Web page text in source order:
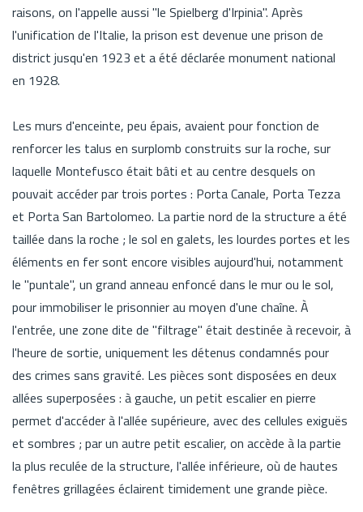
raisons, on l'appelle aussi "le Spielberg d'Irpinia". Après
l'unification de l'Italie, la prison est devenue une prison de
district jusqu'en 1923 et a été déclarée monument national
en 1928.
Les murs d'enceinte, peu épais, avaient pour fonction de
renforcer les talus en surplomb construits sur la roche, sur
laquelle Montefusco était bâti et au centre desquels on
pouvait accéder par trois portes : Porta Canale, Porta Tezza
et Porta San Bartolomeo. La partie nord de la structure a été
taillée dans la roche ; le sol en galets, les lourdes portes et les
éléments en fer sont encore visibles aujourd'hui, notamment
le "puntale", un grand anneau enfoncé dans le mur ou le sol,
pour immobiliser le prisonnier au moyen d'une chaîne. À
l'entrée, une zone dite de "filtrage" était destinée à recevoir, à
l'heure de sortie, uniquement les détenus condamnés pour
des crimes sans gravité. Les pièces sont disposées en deux
allées superposées : à gauche, un petit escalier en pierre
permet d'accéder à l'allée supérieure, avec des cellules exiguës
et sombres ; par un autre petit escalier, on accède à la partie
la plus reculée de la structure, l'allée inférieure, où de hautes
fenêtres grillagées éclairent timidement une grande pièce.